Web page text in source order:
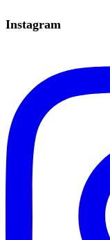
Instagram